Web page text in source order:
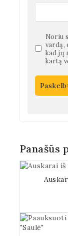
Noriu
vardą,
kad jų
kartą
Panašūs